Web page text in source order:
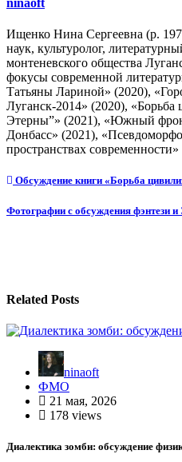
Ищенко Нина Сергеевна (р.
наук, культуролог,
монтеневского общества
фокусы современной
Татьяны Лариной» (2020),
Луганск-2014» (2020), «Борьба
Этерны”» (2021), «Южный
Донбасс» (2021),
пространствах современности»
Навигация
по
Обсуждение книги «Борьба
Фотографии с обсуждения фэнтези
Related Posts
ninaoft
ФМО
21 мая, 2026
178 views
Диалектика зомби: обсуждение